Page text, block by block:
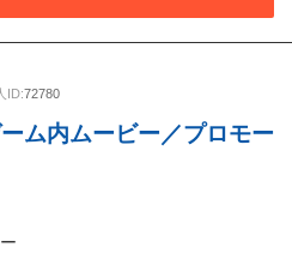
ID:72780
ム内ムービー／プロモー